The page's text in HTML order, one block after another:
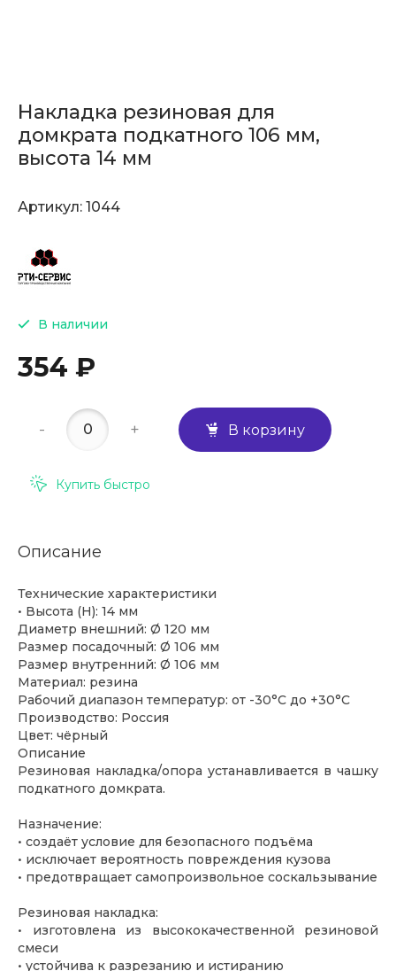
Накладка резиновая для
домкрата подкатного 106 мм,
высота 14 мм
Артикул: 1044
В наличии
354 ₽
- + В корзину
Купить быстро
Описание
Технические характеристики
• Высота (H): 14 мм
Диаметр внешний: Ø 120 мм
Размер посадочный: Ø 106 мм
Размер внутренний: Ø 106 мм
Материал: резина
Рабочий диапазон температур: от -30°С до +30°С
Производство: Россия
Цвет: чёрный
Описание
Резиновая накладка/опора устанавливается в чашку
подкатного домкрата.
Назначение:
• создаёт условие для безопасного подъёма
• исключает вероятность повреждения кузова
• предотвращает самопроизвольное соскальзывание
Резиновая накладка:
• изготовлена из высококачественной резиновой
смеси
• устойчива к разрезанию и истиранию